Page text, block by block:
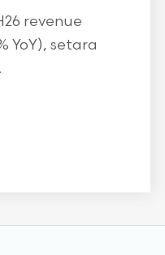
revenue
YoY), setara